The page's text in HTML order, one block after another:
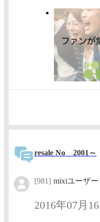
resale No 2001～
[981] mixiユーザー
2016年07月